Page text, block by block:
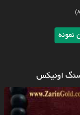
نمونه
سنگ اونیکس